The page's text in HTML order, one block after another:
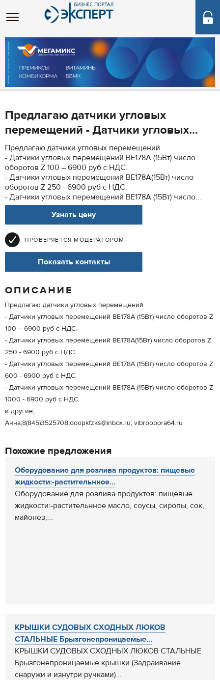
Предлагаю датчики угловых
перемещений - Датчики угловых...
Предлагаю датчики угловых перемещений
- Датчики угловых перемещений ВЕ178А (15Вт) число
оборотов Z 100 – 6900 руб с НДС.
- Датчики угловых перемещений ВЕ178А(15Вт) число
оборотов Z 250 - 6900 руб с НДС.
- Датчики угловых перемещений ВЕ178А (15Вт) число...
Узнать цену
ПРОВЕРЯЕТСЯ МОДЕРАТОРОМ
Показать контакты
ОПИСАНИЕ
Предлагаю датчики угловых перемещений
- Датчики угловых перемещений ВЕ178А (15Вт) число оборотов Z
100 – 6900 руб с НДС.
- Датчики угловых перемещений ВЕ178А(15Вт) число оборотов Z
250 - 6900 руб с НДС.
- Датчики угловых перемещений ВЕ178А (15Вт) число оборотов Z
600 - 6900 руб с НДС.
- Датчики угловых перемещений ВЕ178А (15Вт) число оборотов Z
1000 - 6900 руб с НДС.
и другие;
Анна;8(845)3525708;ooopkfzks@inbox.ru; vibroopora64.ru
Похожие предложения
Оборудование для розлива продуктов: пищевые
жидкости:-растительнное...
Оборудование для розлива продуктов: пищевые
жидкости:-растительнное масло, соусы, сиропы, сок,
майонез,...
КРЫШКИ СУДОВЫХ СХОДНЫХ ЛЮКОВ
СТАЛЬНЫЕ Брызгонепроницаемые...
КРЫШКИ СУДОВЫХ СХОДНЫХ ЛЮКОВ СТАЛЬНЫЕ
Брызгонепроницаемые крышки (Задраивание
снаружи и изнутри ручками)...